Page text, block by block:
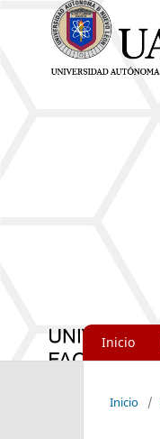
Inicio
Inicio /